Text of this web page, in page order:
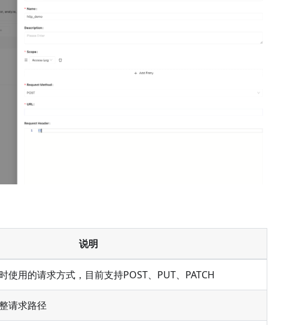
说明
使用的请求方式，目前支持POST、PUT、PATCH
请求路径